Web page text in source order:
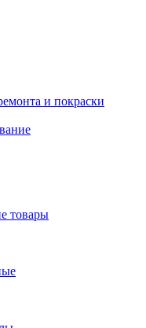
и покраски
товары